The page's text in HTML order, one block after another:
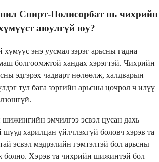
Спирт-Полисорбат нь чихрийн
аюулгүй юу?
энэ уусмал зэрэг арьсны гадна
болгоомжтой хандах хэрэгтэй. Чихрийн
эдгэрэх чадварт нөлөөлж, халдварын
тул бага зэргийн арьсны цочрол ч илүү
эмчилгээ эсвэл цусан дахь
харилцан үйлчлэхгүй боловч хэрэв та
эсвэл мэдрэлийн гэмтэлтэй бол арьсны
болно. Хэрэв та чихрийн шижинтэй бол